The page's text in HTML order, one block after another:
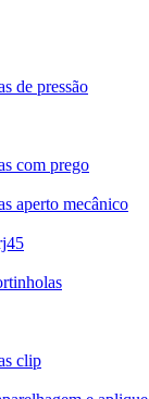
de pressão
com prego
aperto mecânico
clip